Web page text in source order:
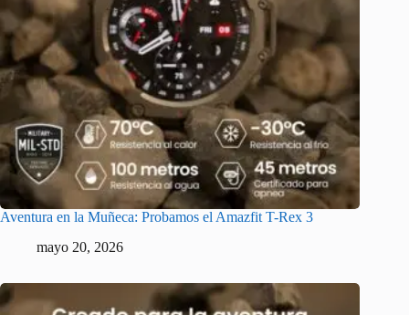
Aventura en la Muñeca: Probamos el Amazfit T-Rex 3
mayo 20, 2026